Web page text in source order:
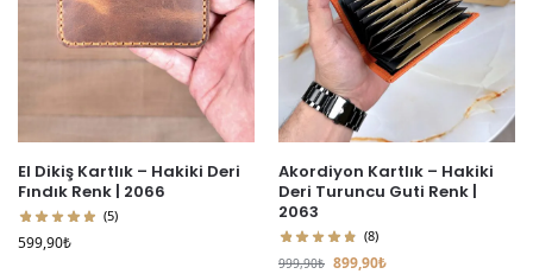
El Dikiş Kartlık – Hakiki Deri
Fındık Renk | 2066
(5)
599,90₺
Akordiyon Kartlık – Hakiki
Deri Turuncu Guti Renk |
2063
(8)
999,90₺ 899,90₺